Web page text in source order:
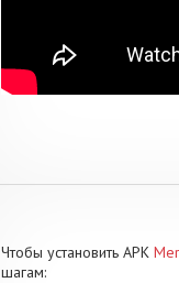
Чтобы установить APK
шагам: